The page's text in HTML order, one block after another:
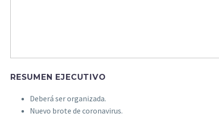
RESUMEN EJECUTIVO
Deberá ser organizada.
Nuevo brote de coronavirus.